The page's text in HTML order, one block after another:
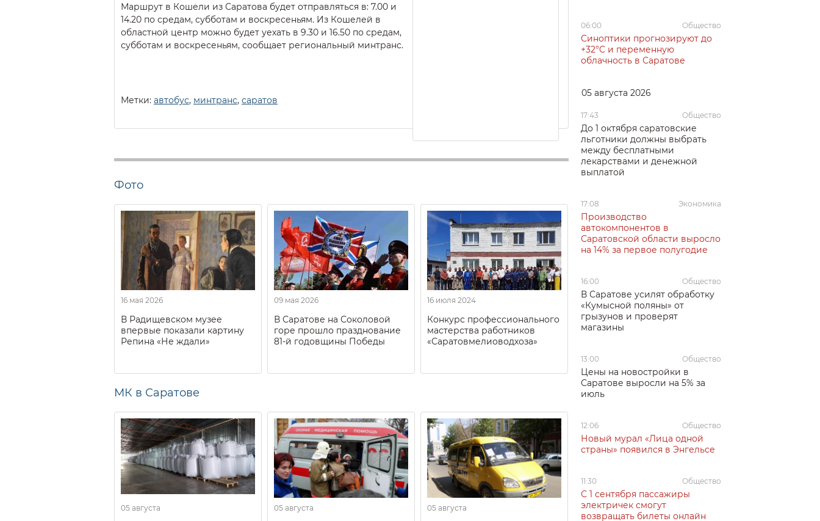
Маршрут в Кошели из Саратова будет отправляться в: 7.00 и
14.20 по средам, субботам и воскресеньям. Из Кошелей в
областной центр можно будет уехать в 9.30 и 16.50 по средам,
субботам и воскресеньям, сообщает региональный минтранс.
Метки: автобус, минтранс, саратов
Фото
16 мая 2026
В Радищевском музее
впервые показали картину
Репина «Не ждали»
09 мая 2026
В Саратове на Соколовой
горе прошло празднование
81-й годовщины Победы
16 июля 2024
Конкурс профессионального
мастерства работников
«Саратовмелиоводхоза»
МК в Саратове
05 августа 05 августа 05 августа
06:00 Общество
Синоптики прогнозируют до
+32°C и переменную
облачность в Саратове
05 августа 2026
17:43 Общество
До 1 октября саратовские
льготники должны выбрать
между бесплатными
лекарствами и денежной
выплатой
17:08 Экономика
Производство
автокомпонентов в
Саратовской области выросло
на 14% за первое полугодие
16:00 Общество
В Саратове усилят обработку
«Кумысной поляны» от
грызунов и проверят
магазины
13:00 Общество
Цены на новостройки в
Саратове выросли на 5% за
июль
12:06 Общество
Новый мурал «Лица одной
страны» появился в Энгельсе
11:30 Общество
С 1 сентября пассажиры
электричек смогут
возвращать билеты онлайн